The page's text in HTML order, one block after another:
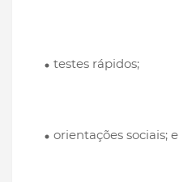
testes rápidos;
orientações sociais; e